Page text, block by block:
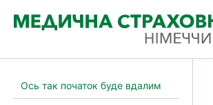
Ось так початок буде вдалим